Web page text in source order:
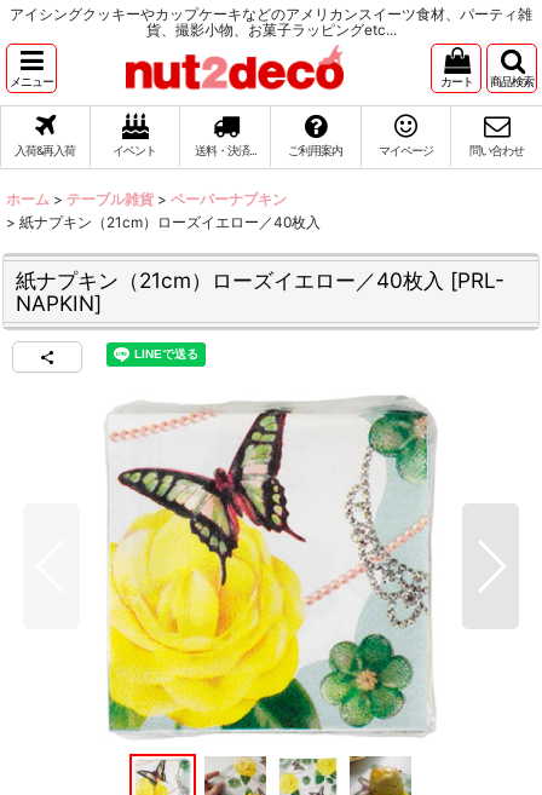
アイシングクッキーやカップケーキなどのアメリカンスイーツ食材、パーティ雑
貨、撮影小物、お菓子ラッピングetc...
メニュー カート 商品検索
入荷&再入荷 イベント 送料・決済... ご利用案内 マイページ 問い合わせ
ホーム > テーブル雑貨 > ペーパーナプキン
> 紙ナプキン（21cm）ローズイエロー／40枚入
紙ナプキン（21cm）ローズイエロー／40枚入 [PRL-
NAPKIN]